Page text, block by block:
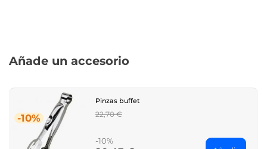
Añade un accesorio
-10%
Pinzas buffet
Regular
22,70 €
-10%